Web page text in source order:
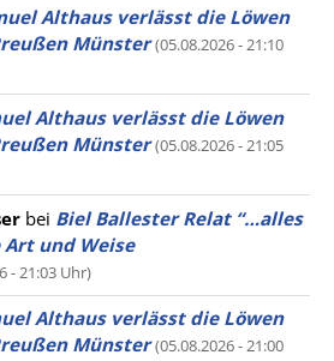
Althaus verlässt die Löwen
Münster (05.08.2026 - 21:10
Althaus verlässt die Löwen
Münster (05.08.2026 - 21:05
bei Biel Ballester Relat “…alles
und Weise
- 21:03 Uhr)
Althaus verlässt die Löwen
Münster (05.08.2026 - 21:00